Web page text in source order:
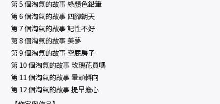
第 5 個淘氣的故事 綠顏色鉛筆
第 6 個淘氣的故事 四腳朝天
第 7 個淘氣的故事 記性不好
第 8 個淘氣的故事 美夢
第 9 個淘氣的故事 空屁房子
第 10 個淘氣的故事 玫瑰花買嗎
第 11 個淘氣的故事 暈頭轉向
第 12 個淘氣的故事 提早擔心